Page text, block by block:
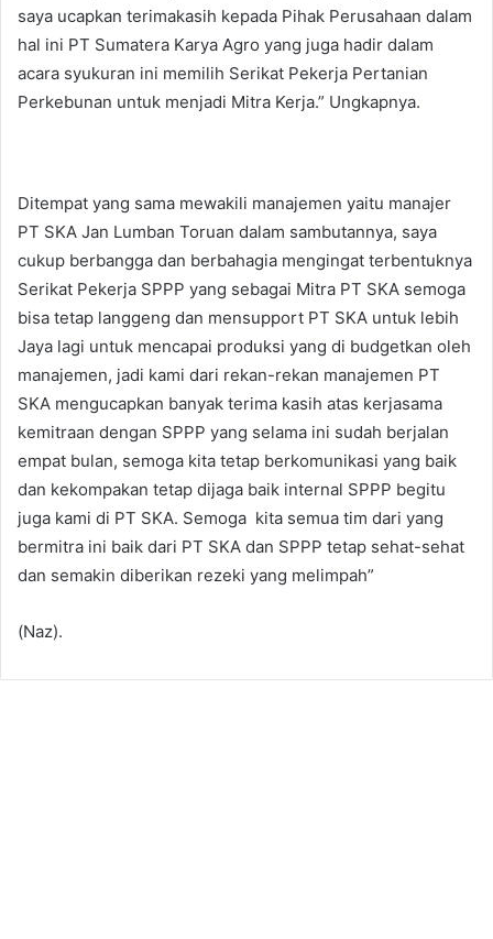
saya ucapkan terimakasih kepada Pihak Perusahaan dalam
hal ini PT Sumatera Karya Agro yang juga hadir dalam
acara syukuran ini memilih Serikat Pekerja Pertanian
Perkebunan untuk menjadi Mitra Kerja.” Ungkapnya.
Ditempat yang sama mewakili manajemen yaitu manajer
PT SKA Jan Lumban Toruan dalam sambutannya, saya
cukup berbangga dan berbahagia mengingat terbentuknya
Serikat Pekerja SPPP yang sebagai Mitra PT SKA semoga
bisa tetap langgeng dan mensupport PT SKA untuk lebih
Jaya lagi untuk mencapai produksi yang di budgetkan oleh
manajemen, jadi kami dari rekan-rekan manajemen PT
SKA mengucapkan banyak terima kasih atas kerjasama
kemitraan dengan SPPP yang selama ini sudah berjalan
empat bulan, semoga kita tetap berkomunikasi yang baik
dan kekompakan tetap dijaga baik internal SPPP begitu
juga kami di PT SKA. Semoga kita semua tim dari yang
bermitra ini baik dari PT SKA dan SPPP tetap sehat-sehat
dan semakin diberikan rezeki yang melimpah”
(Naz).